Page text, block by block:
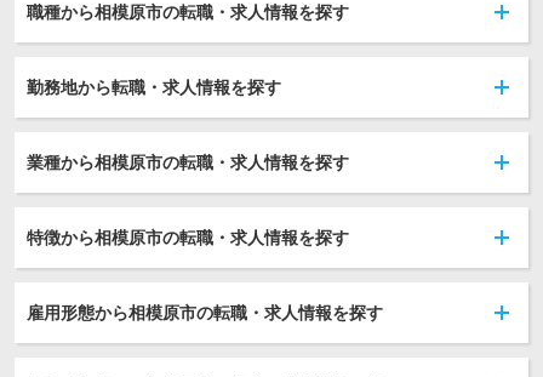
職種から相模原市の転職・求人情報を探す
勤務地から転職・求人情報を探す
業種から相模原市の転職・求人情報を探す
特徴から相模原市の転職・求人情報を探す
雇用形態から相模原市の転職・求人情報を探す